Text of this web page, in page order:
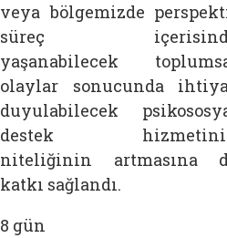
veya bölgemizde
süreç
yaşanabilecek
olaylar sonucunda
duyulabilecek
destek
niteliğinin artmasına
katkı sağlandı.
8 gün